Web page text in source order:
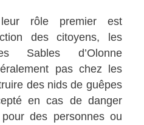
rôle premier est
des citoyens, les
Sables d’Olonne
pas chez les
des nids de guêpes
en cas de danger
des personnes ou